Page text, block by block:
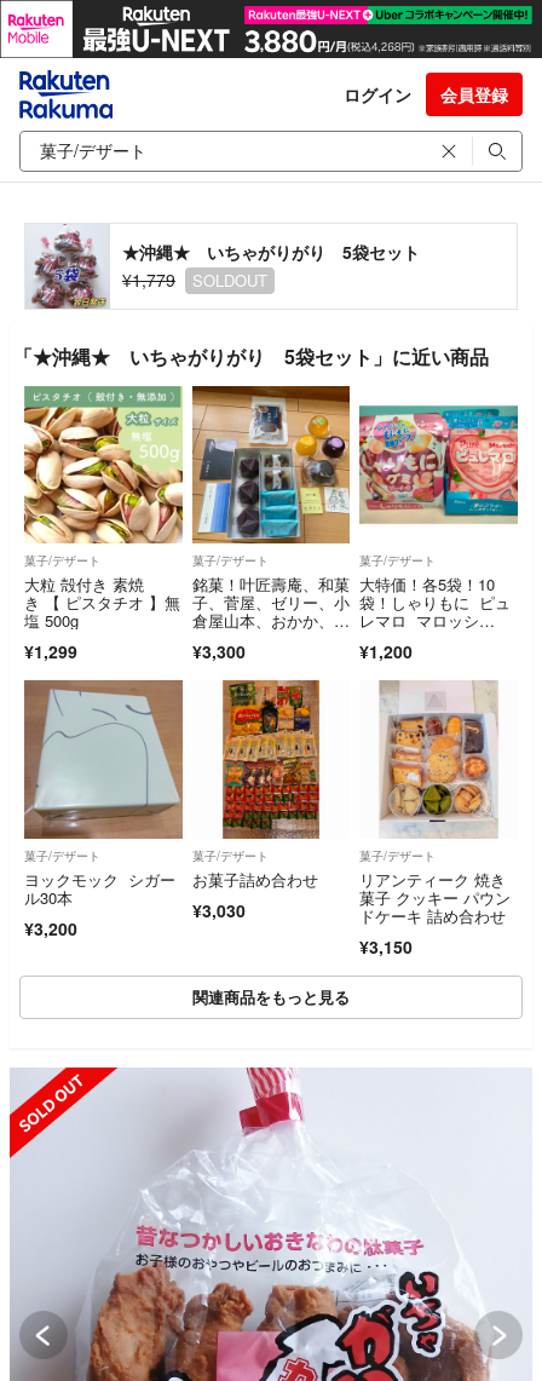
ログイン 会員登録
★沖縄★ いちゃがりがり 5袋セット
¥1,779
SOLDOUT
「★沖縄★ いちゃがりがり 5袋セット」に近い商品
菓子/デザート
大粒 殻付き 素焼
き 【 ピスタチオ 】無
塩 500g
¥1,299
菓子/デザート
銘菓！叶匠壽庵、和菓
子、菅屋、ゼリー、小
倉屋山本、おかか、水
め合わせ
¥3,300
菓子/デザート
大特価！各5袋！10
袋！しゃりもに ピュ
レマロ マロッシ
¥1,200
菓子/デザート
ヨックモック シガー
ル30本
¥3,200
菓子/デザート
お菓子詰め合わせ
¥3,030
菓子/デザート
リアンティーク 焼き
菓子 クッキー パウン
ドケーキ 詰め合わせ
¥3,150
関連商品をもっと見る